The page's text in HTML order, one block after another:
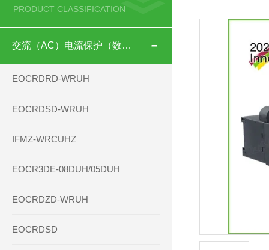
PRODUCT CLASSIFICATION
交流（AC）电流保护（数码型）
EOCRDRD-WRUH
EOCRDSD-WRUH
IFMZ-WRCUHZ
EOCR3DE-08DUH/05DUH
EOCRDZD-WRUH
EOCRDSD